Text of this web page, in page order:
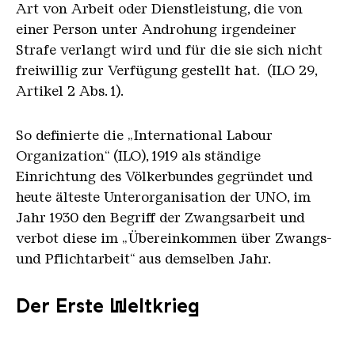
Art von Arbeit oder Dienstleistung, die von
einer Person unter Androhung irgendeiner
Strafe verlangt wird und für die sie sich nicht
freiwillig zur Verfügung gestellt hat. (ILO 29,
Artikel 2 Abs. 1).
So definierte die „International Labour
Organization“ (ILO), 1919 als ständige
Einrichtung des Völkerbundes gegründet und
heute älteste Unterorganisation der UNO, im
Jahr 1930 den Begriff der Zwangsarbeit und
verbot diese im „Übereinkommen über Zwangs-
und Pflichtarbeit“ aus demselben Jahr.
Der Erste Weltkrieg